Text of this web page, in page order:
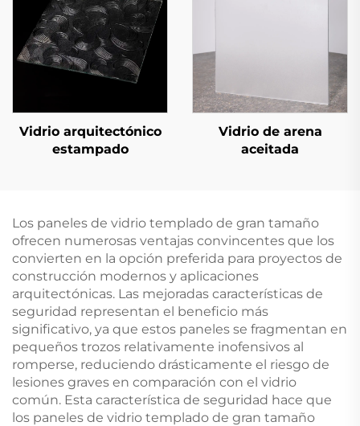
Vidrio arquitectónico
estampado
Vidrio de arena
aceitada
Los paneles de vidrio templado de gran tamaño
ofrecen numerosas ventajas convincentes que los
convierten en la opción preferida para proyectos de
construcción modernos y aplicaciones
arquitectónicas. Las mejoradas características de
seguridad representan el beneficio más
significativo, ya que estos paneles se fragmentan en
pequeños trozos relativamente inofensivos al
romperse, reduciendo drásticamente el riesgo de
lesiones graves en comparación con el vidrio
común. Esta característica de seguridad hace que
los paneles de vidrio templado de gran tamaño